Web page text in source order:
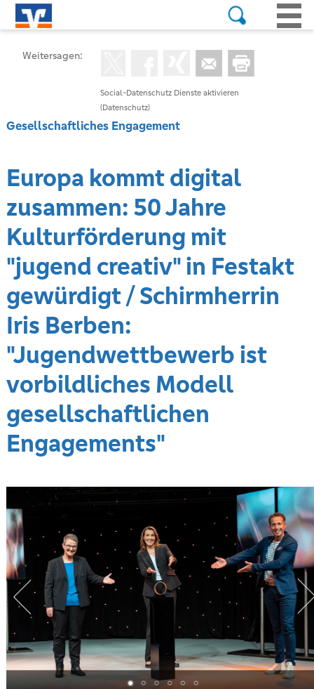
Social-Datenschutz Dienste aktivieren
(Datenschutz)
Weitersagen:
Gesellschaftliches Engagement
Europa kommt digital
zusammen: 50 Jahre
Kulturförderung mit
"jugend creativ" in Festakt
gewürdigt / Schirmherrin
Iris Berben:
"Jugendwettbewerb ist
vorbildliches Modell
gesellschaftlichen
Engagements"